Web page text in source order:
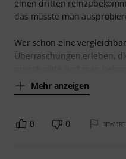
einen dritten
das müsste man
Wer schon eine
Überraschungen erleben,
Mehr anzeigen
0 0